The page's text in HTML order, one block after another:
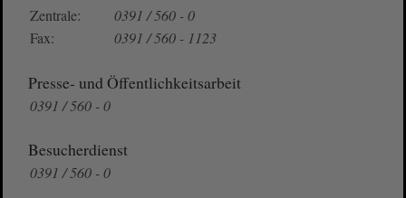
Zentrale:
0391 / 560 - 0
Fax:
0391 / 560 - 1123
Presse- und Öffentlichkeitsarbeit
0391 / 560 - 0
Besucherdienst
0391 / 560 - 0